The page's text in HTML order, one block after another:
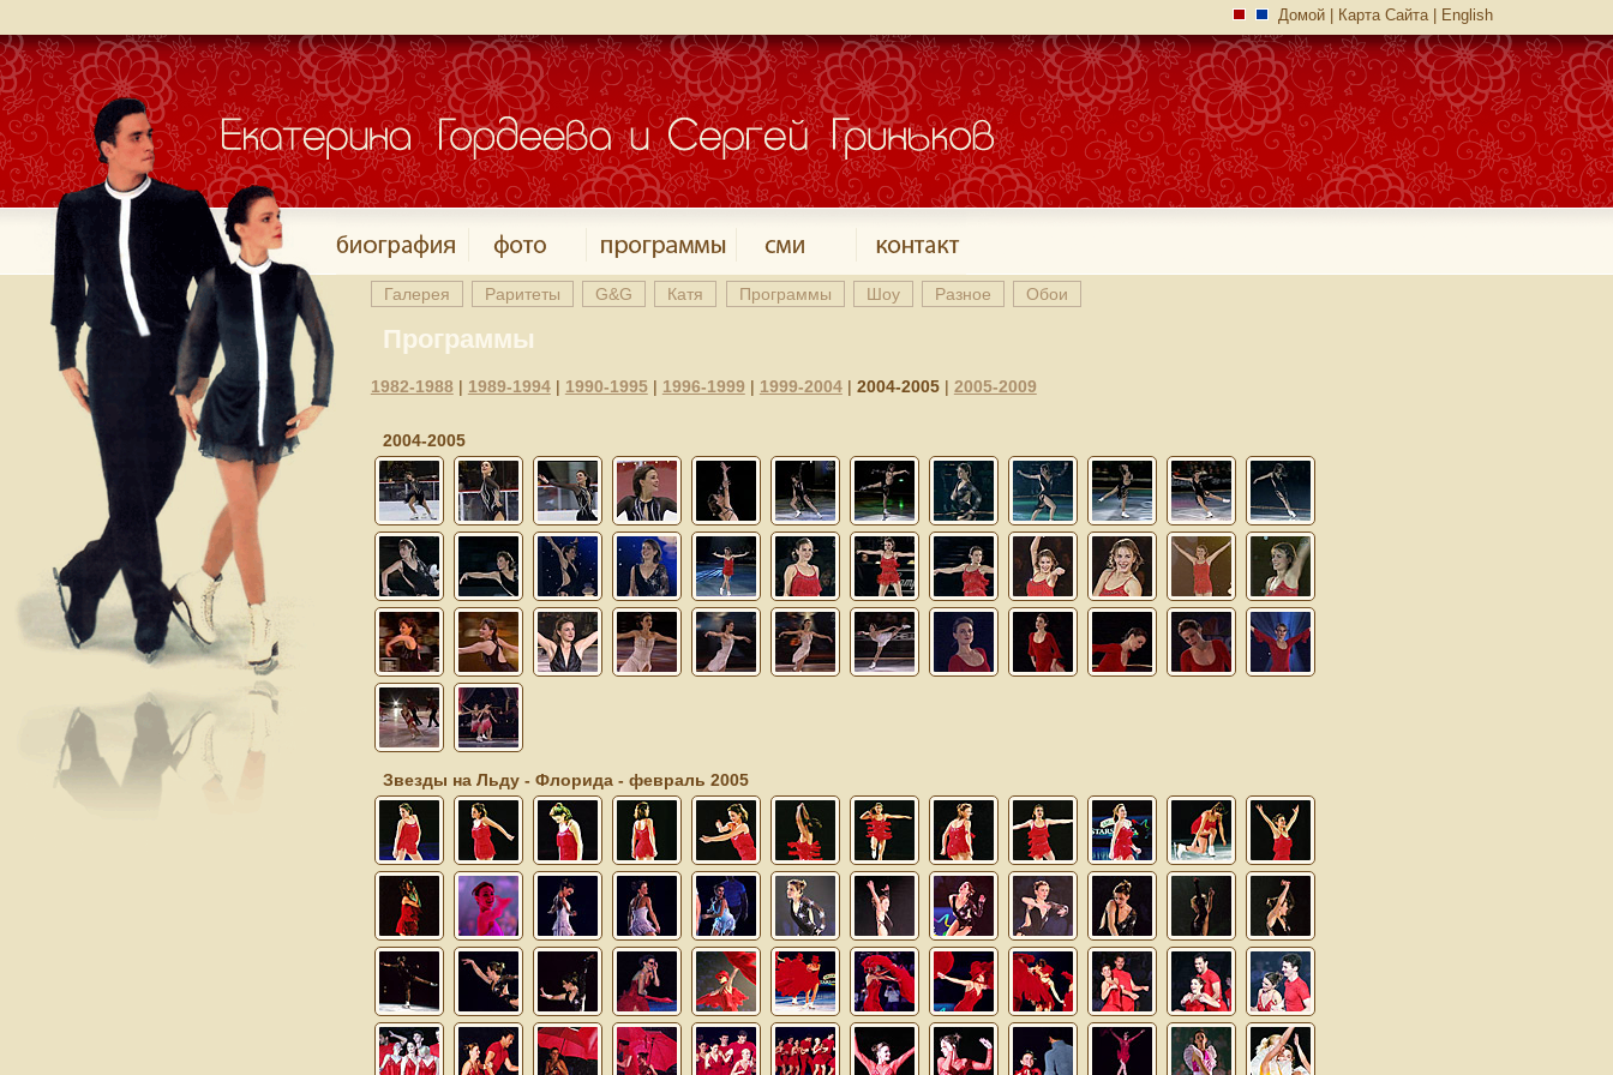
Домой Карта Сайта| English
Галерея Раритеты G&G Катя Программы Шоу Разное Обои
Программы
1982-1988| 1989-1994| 1990-1995| 1996-1999 | 1999-2004| 2004-2005| 2005-2009
2004-2005
Звезды на Льду - Флорида - февраль 2005